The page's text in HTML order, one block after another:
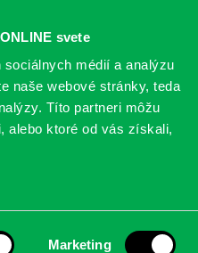
svete
sociálnych médií a analýzu
naše webové stránky, teda
Títo partneri môžu
alebo ktoré od vás získali,
Marketing
O KNIŽNICI
Najbližšie